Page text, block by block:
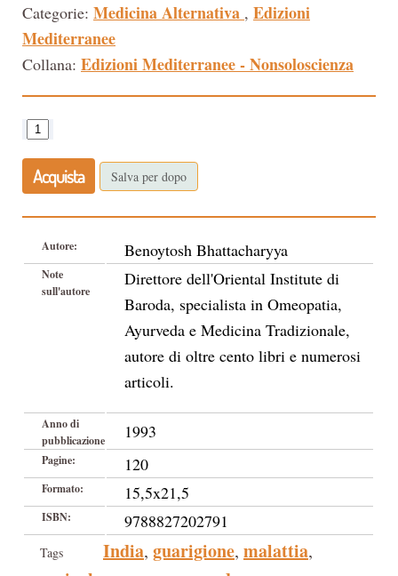
Categorie: Medicina Alternativa , Edizioni
Mediterranee
Collana: Edizioni Mediterranee - Nonsoloscienza
Acquista Salva per dopo
Autore: Benoytosh Bhattacharyya
Note
sull'autore
Direttore dell'Oriental Institute di
Baroda, specialista in Omeopatia,
Ayurveda e Medicina Tradizionale,
autore di oltre cento libri e numerosi
articoli.
Anno di
pubblicazione
1993
Pagine: 120
Formato: 15,5x21,5
ISBN: 9788827202791
Tags India, guarigione, malattia,